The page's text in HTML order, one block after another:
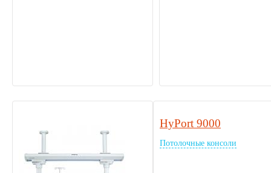
HyPort 9000
Потолочные консоли